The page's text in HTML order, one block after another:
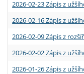
2026-02-23 Zápis z
2026-02-16 Zápis z
2026-02-09 Zápis z
2026-02-02 Zápis z
2026-01-26 Zápis z